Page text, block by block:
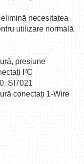
necesitatea
utilizare normală
presiune
I²C
, SI7021
conectați 1-Wire